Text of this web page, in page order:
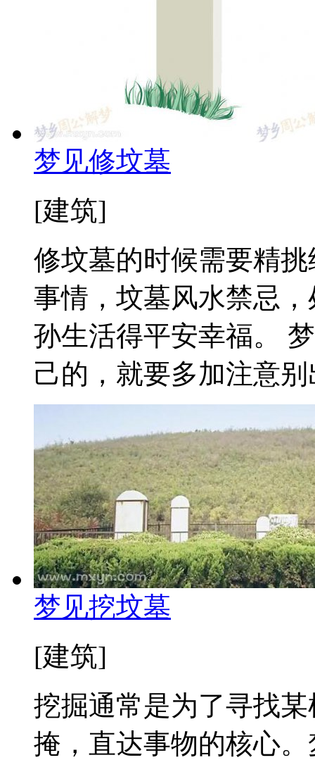
梦见修坟墓
[建筑]
修坟墓的时候需要精
事情，坟墓风水禁忌
孙生活得平安幸福。
己的，就要多加注意
梦见挖坟墓
[建筑]
挖掘通常是为了寻找
掩，直达事物的核心